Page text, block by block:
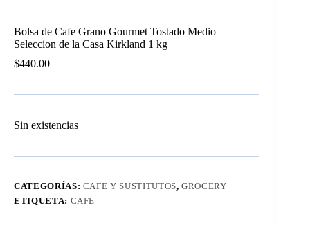
Bolsa de Cafe Grano Gourmet Tostado Medio
Seleccion de la Casa Kirkland 1 kg
$440.00
Sin existencias
CATEGORÍAS: CAFE Y SUSTITUTOS,GROCERY
ETIQUETA: CAFE